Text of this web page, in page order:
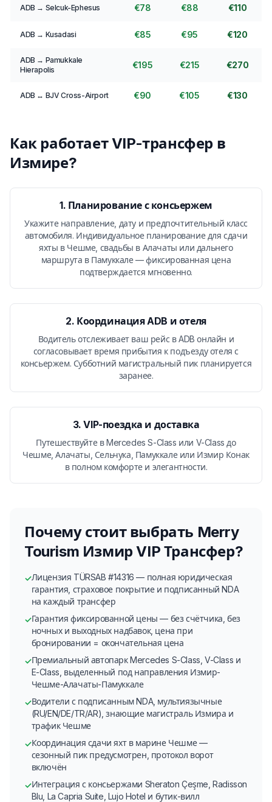
ADB → Selcuk-Ephesus €78 €88 €110
ADB → Kusadasi €85 €95 €120
ADB → Pamukkale
Hierapolis
€195 €215 €270
ADB ↔ BJV Cross-Airport €90 €105 €130
Как работает VIP-трансфер в
Измире?
1. Планирование с консьержем
Укажите направление, дату и предпочтительный класс
автомобиля. Индивидуальное планирование для сдачи
яхты в Чешме, свадьбы в Алачаты или дальнего
маршрута в Памуккале — фиксированная цена
подтверждается мгновенно.
2. Координация ADB и отеля
Водитель отслеживает ваш рейс в ADB онлайн и
согласовывает время прибытия к подъезду отеля с
консьержем. Субботний магистральный пик планируется
заранее.
3. VIP-поездка и доставка
Путешествуйте в Mercedes S-Class или V-Class до
Чешме, Алачаты, Сельчука, Памуккале или Измир Конак
в полном комфорте и элегантности.
Почему стоит выбрать Merry
Tourism Измир VIP Трансфер?
✓Лицензия TÜRSAB #14316 — полная юридическая
гарантия, страховое покрытие и подписанный NDA
на каждый трансфер
✓Гарантия фиксированной цены — без счётчика, без
ночных и выходных надбавок, цена при
бронировании = окончательная цена
✓Премиальный автопарк Mercedes S-Class, V-Class и
E-Class, выделенный под направления Измир-
Чешме-Алачаты-Памуккале
✓Водители с подписанным NDA, мультиязычные
(RU/EN/DE/TR/AR), знающие магистраль Измира и
трафик Чешме
✓Координация сдачи яхт в марине Чешме —
сезонный пик предусмотрен, протокол ворот
включён
✓Интеграция с консьержами Sheraton Çeşme, Radisson
Blu, La Capria Suite, Lujo Hotel и бутик-вилл